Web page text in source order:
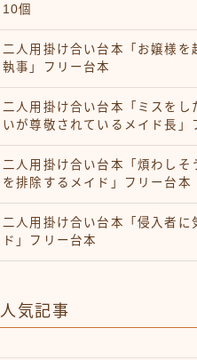
10個
二人用掛け合い台本「お嬢様を
執事」フリー台本
二人用掛け合い台本「ミスをし
いが尊敬されているメイド長」
二人用掛け合い台本「煩わしそ
を排除するメイド」フリー台本
二人用掛け合い台本「侵入者に
ド」フリー台本
人気記事